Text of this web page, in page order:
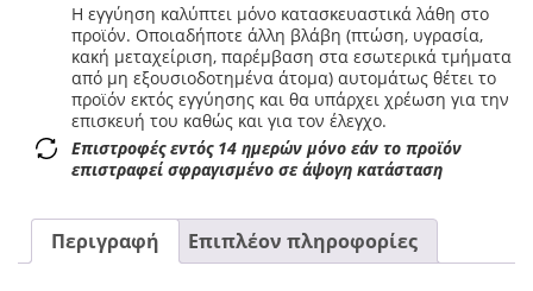
Η εγγύηση καλύπτει μόνο κατασκευαστικά λάθη στο
προϊόν. Οποιαδήποτε άλλη βλάβη (πτώση, υγρασία,
κακή μεταχείριση, παρέμβαση στα εσωτερικά τμήματα
από μη εξουσιοδοτημένα άτομα) αυτομάτως θέτει το
προϊόν εκτός εγγύησης και θα υπάρχει χρέωση για την
επισκευή του καθώς και για τον έλεγχο.
Επιστροφές εντός 14 ημερών μόνο εάν το προϊόν
επιστραφεί σφραγισμένο σε άψογη κατάσταση
Περιγραφή Επιπλέον πληροφορίες